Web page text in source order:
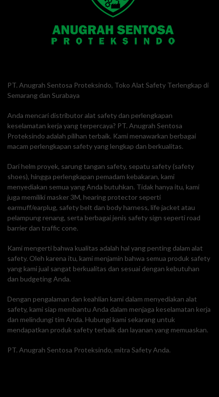
PT. Anugrah Sentosa Proteksindo, Toko Alat Safety Terlengkap di
Semarang dan Surabaya
Anda mencari distributor alat safety dan perlengkapan
keselamatan kerja yang terpercaya? PT. Anugrah Sentosa
Proteksindo adalah pilihan terbaik. Kami menawarkan berbagai
macam perlengkapan safety yang lengkap dan berkualitas.
Dari helm proyek, sarung tangan safety, sepatu safety (safety
shoes), hingga perlengkapan pemadam kebakaran, kami
menyediakan semua yang Anda butuhkan. Tidak hanya itu, kami
juga memiliki masker 3M, hearing protector seperti
earmuff/earplug, safety belt dan body harness, life jacket atau
pelampung renang, serta berbagai jenis safety sign seperti road
barrier dan traffic cone.
Kami mengerti bahwa kualitas adalah hal yang penting dalam alat
safety. Oleh karena itu, kami menjamin bahwa semua produk safety
yang kami jual sangat berkualitas dan sesuai dengan kebutuhan
dan budgeting Anda.
Dengan pengalaman dan keahlian kami dalam menyediakan alat
safety, kami siap membantu Anda dalam menjaga keselamatan kerja
dan melindungi tim Anda. Hubungi kami sekarang untuk
mendapatkan produk safety terbaik dan layanan yang memuaskan.
PT. Anugrah Sentosa Proteksindo, mitra Safety Anda.